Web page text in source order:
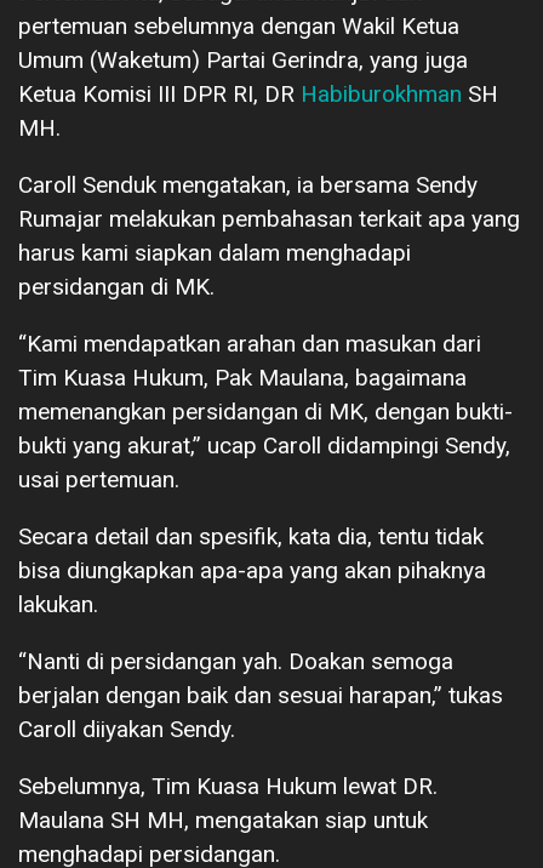
pertemuan sebelumnya dengan Wakil Ketua
Umum (Waketum) Partai Gerindra, yang juga
Ketua Komisi III DPR RI, DR Habiburokhman SH
MH.
Caroll Senduk mengatakan, ia bersama Sendy
Rumajar melakukan pembahasan terkait apa yang
harus kami siapkan dalam menghadapi
persidangan di MK.
“Kami mendapatkan arahan dan masukan dari
Tim Kuasa Hukum, Pak Maulana, bagaimana
memenangkan persidangan di MK, dengan bukti-
bukti yang akurat,” ucap Caroll didampingi Sendy,
usai pertemuan.
Secara detail dan spesifik, kata dia, tentu tidak
bisa diungkapkan apa-apa yang akan pihaknya
lakukan.
“Nanti di persidangan yah. Doakan semoga
berjalan dengan baik dan sesuai harapan,” tukas
Caroll diiyakan Sendy.
Sebelumnya, Tim Kuasa Hukum lewat DR.
Maulana SH MH, mengatakan siap untuk
menghadapi persidangan.